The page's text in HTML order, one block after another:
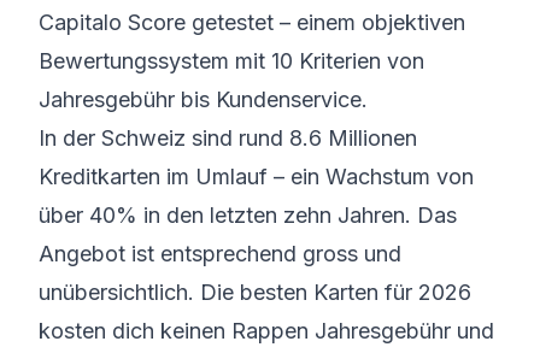
Capitalo Score getestet – einem objektiven
Bewertungssystem mit 10 Kriterien von
Jahresgebühr bis Kundenservice.
In der Schweiz sind rund 8.6 Millionen
Kreditkarten im Umlauf – ein Wachstum von
über 40% in den letzten zehn Jahren. Das
Angebot ist entsprechend gross und
unübersichtlich. Die besten Karten für 2026
kosten dich keinen Rappen Jahresgebühr und